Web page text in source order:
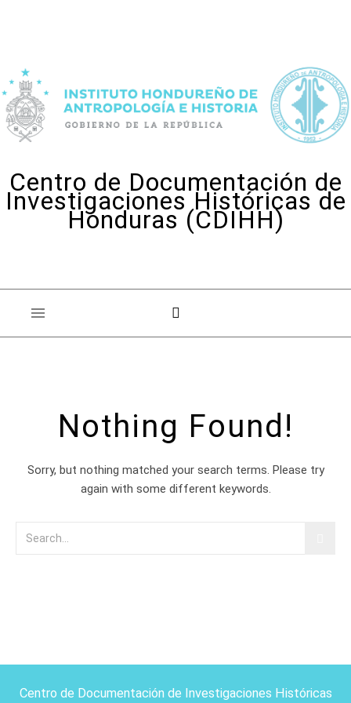
Centro de Documentación de
Investigaciones Históricas de
Honduras (CDIHH)
Nothing Found!
Sorry, but nothing matched your search terms. Please try
again with some different keywords.
Centro de Documentación de Investigaciones Históricas